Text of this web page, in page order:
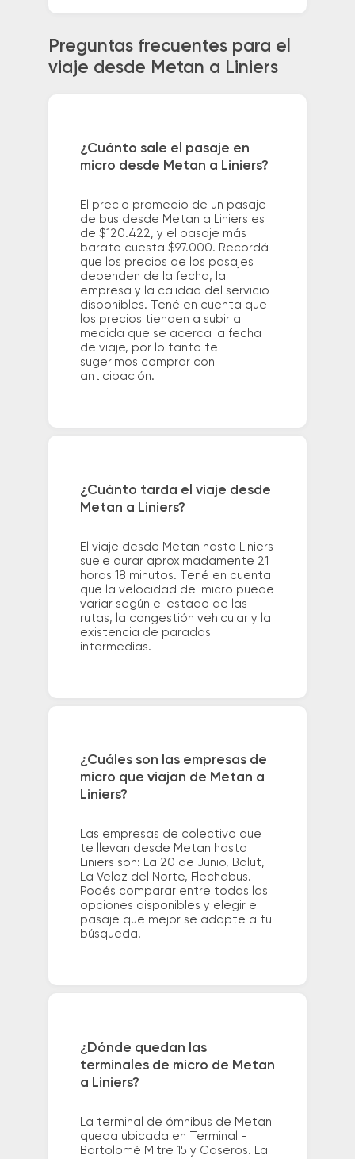
Preguntas frecuentes para el
viaje desde Metan a Liniers
¿Cuánto sale el pasaje en
micro desde Metan a Liniers?
El precio promedio de un pasaje
de bus desde Metan a Liniers es
de $120.422, y el pasaje más
barato cuesta $97.000. Recordá
que los precios de los pasajes
dependen de la fecha, la
empresa y la calidad del servicio
disponibles. Tené en cuenta que
los precios tienden a subir a
medida que se acerca la fecha
de viaje, por lo tanto te
sugerimos comprar con
anticipación.
¿Cuánto tarda el viaje desde
Metan a Liniers?
El viaje desde Metan hasta Liniers
suele durar aproximadamente 21
horas 18 minutos. Tené en cuenta
que la velocidad del micro puede
variar según el estado de las
rutas, la congestión vehicular y la
existencia de paradas
intermedias.
¿Cuáles son las empresas de
micro que viajan de Metan a
Liniers?
Las empresas de colectivo que
te llevan desde Metan hasta
Liniers son: La 20 de Junio, Balut,
La Veloz del Norte, Flechabus.
Podés comparar entre todas las
opciones disponibles y elegir el
pasaje que mejor se adapte a tu
búsqueda.
¿Dónde quedan las
terminales de micro de Metan
a Liniers?
La terminal de ómnibus de Metan
queda ubicada en Terminal -
Bartolomé Mitre 15 y Caseros. La